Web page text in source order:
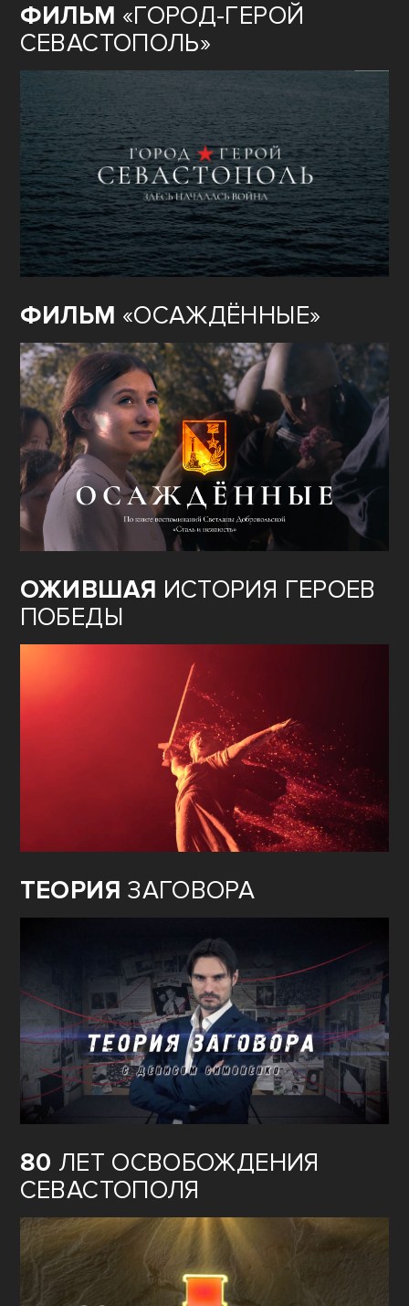
ФИЛЬМ «ГОРОД-ГЕРОЙ
СЕВАСТОПОЛЬ»
ФИЛЬМ «ОСАЖДЁННЫЕ»
ОЖИВШАЯ ИСТОРИЯ ГЕРОЕВ
ПОБЕДЫ
ТЕОРИЯ ЗАГОВОРА
80 ЛЕТ ОСВОБОЖДЕНИЯ
СЕВАСТОПОЛЯ